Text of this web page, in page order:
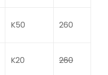
K50 260
K20 260